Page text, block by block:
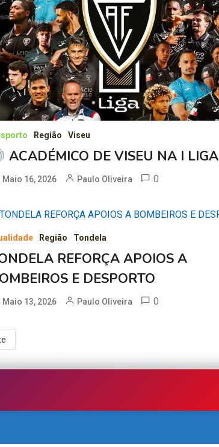
Região Viseu
ACADÉMICO DE VISEU NA I LIGA
Maio 16, 2026 Paulo Oliveira 0
Região Tondela
REFORÇA APOIOS A
E DESPORTO
Maio 13, 2026 Paulo Oliveira 0